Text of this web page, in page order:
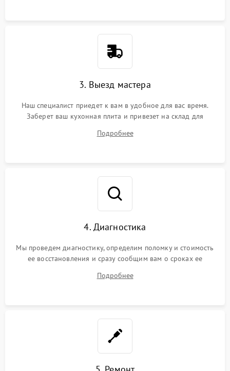
3. Выезд мастера
Наш специалист приедет к вам в удобное для вас время.
Заберет ваш кухонная плита и привезет на склад для
Подробнее
4. Диагностика
Мы проведем диагностику, определим поломку и стоимость
ее восстановления и сразу сообщим вам о сроках ее
Подробнее